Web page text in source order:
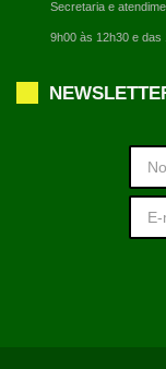
Secretaria e
9h00 às 12h30 e das